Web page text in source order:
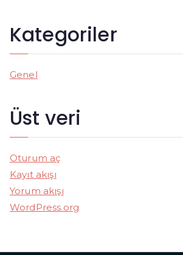
Kategoriler
Genel
Üst veri
Oturum aç
Kayıt akışı
Yorum akışı
WordPress.org